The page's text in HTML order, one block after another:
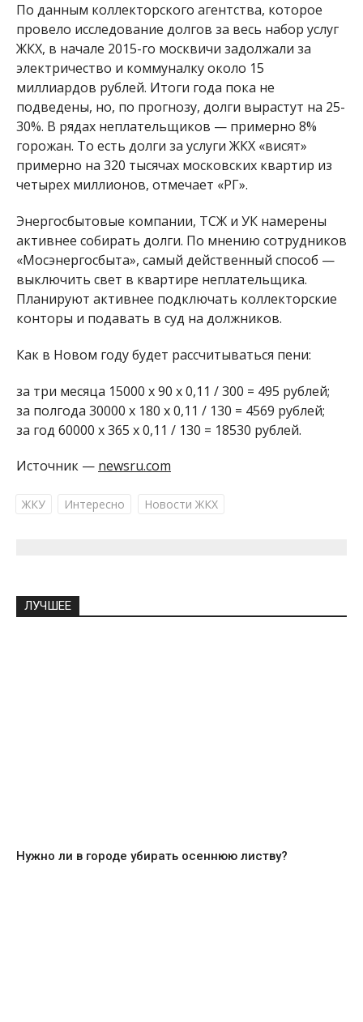
По данным коллекторского агентства, которое
провело исследование долгов за весь набор услуг
ЖКХ, в начале 2015-го москвичи задолжали за
электричество и коммуналку около 15
миллиардов рублей. Итоги года пока не
подведены, но, по прогнозу, долги вырастут на 25-
30%. В рядах неплательщиков — примерно 8%
горожан. То есть долги за услуги ЖКХ «висят»
примерно на 320 тысячах московских квартир из
четырех миллионов, отмечает «РГ».
Энергосбытовые компании, ТСЖ и УК намерены
активнее собирать долги. По мнению сотрудников
«Мосэнергосбыта», самый действенный способ —
выключить свет в квартире неплательщика.
Планируют активнее подключать коллекторские
конторы и подавать в суд на должников.
Как в Новом году будет рассчитываться пени:
за три месяца 15000 x 90 x 0,11 / 300 = 495 рублей;
за полгода 30000 x 180 x 0,11 / 130 = 4569 рублей;
за год 60000 x 365 x 0,11 / 130 = 18530 рублей.
Источник — newsru.com
ЖКУ Интересно Новости ЖКХ
ЛУЧШЕЕ
Нужно ли в городе убирать осеннюю листву?